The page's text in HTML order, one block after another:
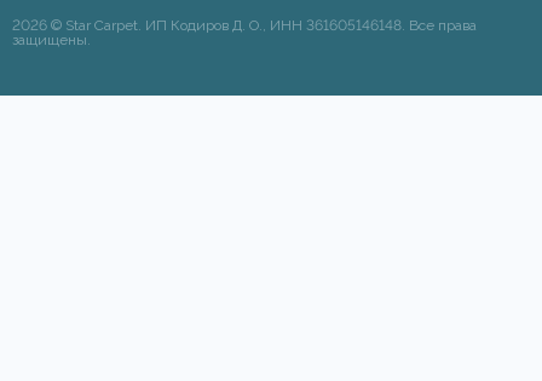
2026 © Star Carpet. ИП Кодиров Д. О., ИНН 361605146148. Все права
защищены.